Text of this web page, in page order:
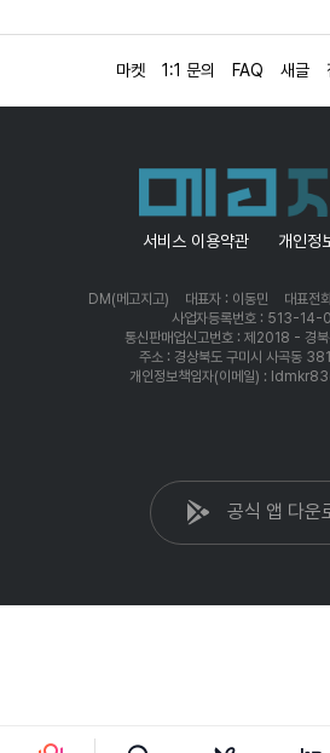
마켓 1:1 문의 FAQ 새글
서비스 이용약관 개인정
DM(메고지고) 대표자 : 이동민
대표
사업자등록번호 : 513-
통신판매업신고번호 : 제2018 - 경
주소 : 경상북도 구미시 사곡동
개인정보책임자(이메일) :
공식 앱 다운